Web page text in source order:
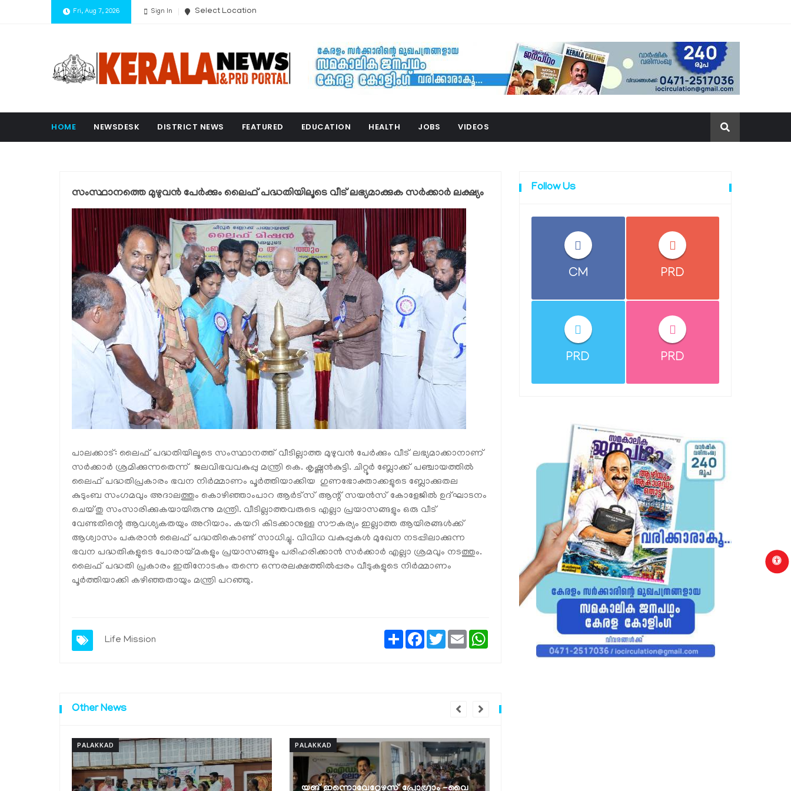
Fri, Aug 7, 2026 Sign In Select Location
HOME NEWSDESK DISTRICT NEWS FEATURED EDUCATION HEALTH JOBS VIDEOS
സംസ്ഥാനത്തെ മുഴുവന്‍ പേര്‍ക്കും ലൈഫ് പദ്ധതിയിലൂടെ വീട് ലഭ്യമാക്കുക സര്‍ക്കാര്‍ ലക്ഷ്യം
പാലക്കാട്: ലൈഫ് പദ്ധതിയിലൂടെ സംസ്ഥാനത്ത് വീടില്ലാത്ത മുഴുവന്‍ പേര്‍ക്കും വീട് ലഭ്യമാക്കാനാണ്
സര്‍ക്കാര്‍ ശ്രമിക്കുന്നതെന്ന് ജലവിഭവവകുപ്പു മന്ത്രി കെ. കൃഷ്ണന്‍കുട്ടി. ചിറ്റൂര്‍ ബ്ലോക്ക് പഞ്ചായത്തില്‍
ലൈഫ് പദ്ധതിപ്രകാരം ഭവന നിര്‍മ്മാണം പൂര്‍ത്തിയാക്കിയ ഗുണഭോക്താക്കളുടെ ബ്ലോക്കുതല
കുടുംബ സംഗമവും അദാലത്തും കൊഴിഞ്ഞാംപാറ ആര്‍ട്‌സ് ആന്റ് സയന്‍സ് കോളേജില്‍ ഉദ്ഘാടനം
ചെയ്തു സംസാരിക്കുകയായിരുന്നു മന്ത്രി. വീടില്ലാത്തവരുടെ എല്ലാ പ്രയാസങ്ങളും ഒരു വീട്
വേണ്ടതിന്റെ ആവശ്യകതയും അറിയാം. കയറി കിടക്കാനുള്ള സൗകര്യം ഇല്ലാത്ത ആയിരങ്ങള്‍ക്ക്
ആശ്വാസം പകരാന്‍ ലൈഫ് പദ്ധതികൊണ്ട് സാധിച്ചു. വിവിധ വകുപ്പുകള്‍ മുഖേന നടപ്പിലാക്കുന്ന
ഭവന പദ്ധതികളുടെ പോരായ്മകളും പ്രയാസങ്ങളും പരിഹരിക്കാന്‍ സര്‍ക്കാര്‍ എല്ലാ ശ്രമവും നടത്തും.
ലൈഫ് പദ്ധതി പ്രകാരം ഇതിനോടകം തന്നെ ഒന്നരലക്ഷത്തില്‍പ്പരം വീടുകളുടെ നിര്‍മ്മാണം
പൂര്‍ത്തിയാക്കി കഴിഞ്ഞതായും മന്ത്രി പറഞ്ഞു.
Life Mission
ShareFacebook
TwitterEmail
Other News
PALAKKAD
യങ് ഇന്നൊവേറ്റേഴസ് പ്രോഗ്രാം -വൈ
PALAKKAD
ലോക ജനസംഖ്യാ വാരാചരണം:
Follow Us
CM PRD
PRD PRD